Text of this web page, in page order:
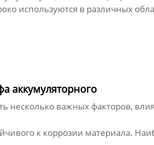
используются в различных
аккумуляторного
несколько важных факторов,
к коррозии материала.